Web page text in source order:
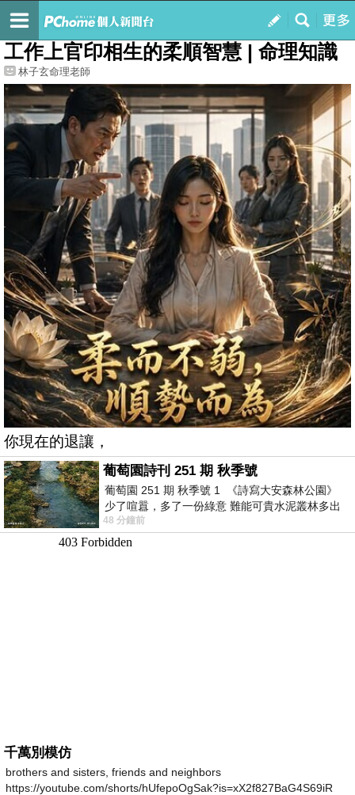
我的
最新文章
工作上官印相生的柔順智慧 | 命理知識
林子玄命理老師
你現在的退讓，
葡萄園詩刊 251 期 秋季號
葡萄園 251 期 秋季號 1 《詩寫大安森林公園》
少了喧囂，多了一份綠意 難能可貴水泥叢林多出
一
48 分鐘前
千萬別模仿
brothers and sisters, friends and neighbors
https://youtube.com/shorts/hUfepoOgSak?is=xX2f827BaG4S69iR